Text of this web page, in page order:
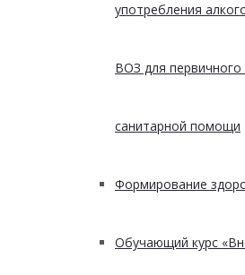
употребления
ВОЗ для первичного
санитарной помощи
Формирование
Обучающий курс